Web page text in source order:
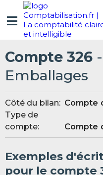
Compte 326
Emballages
Côté du bilan: Compte
Type de
compte:
Compte
Exemples
pour le compte